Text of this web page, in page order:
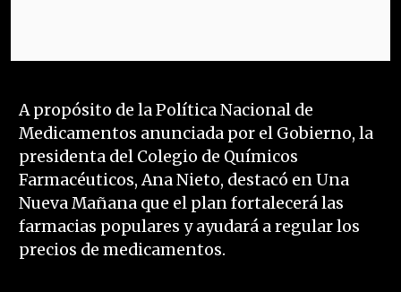
A propósito de la Política Nacional de
Medicamentos anunciada por el Gobierno, la
presidenta del Colegio de Químicos
Farmacéuticos, Ana Nieto, destacó en Una
Nueva Mañana que el plan fortalecerá las
farmacias populares y ayudará a regular los
precios de medicamentos.